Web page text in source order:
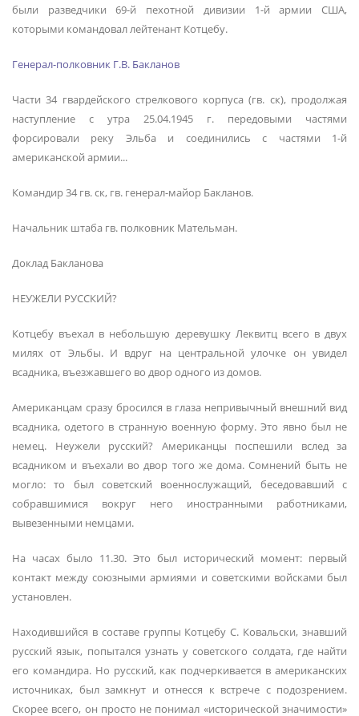
были разведчики 69-й пехотной дивизии 1-й армии США,
которыми командовал лейтенант Котцебу.
Генерал-полковник Г.В. Бакланов
Части 34 гвардейского стрелкового корпуса (гв. ск), продолжая
наступление с утра 25.04.1945 г. передовыми частями
форсировали реку Эльба и соединились с частями 1-й
американской армии...
Командир 34 гв. ск, гв. генерал-майор Бакланов.
Начальник штаба гв. полковник Мательман.
Доклад Бакланова
НЕУЖЕЛИ РУССКИЙ?
Котцебу въехал в небольшую деревушку Леквитц всего в двух
милях от Эльбы. И вдруг на центральной улочке он увидел
всадника, въезжавшего во двор одного из домов.
Американцам сразу бросился в глаза непривычный внешний вид
всадника, одетого в странную военную форму. Это явно был не
немец. Неужели русский? Американцы поспешили вслед за
всадником и въехали во двор того же дома. Сомнений быть не
могло: то был советский военнослужащий, беседовавший с
собравшимися вокруг него иностранными работниками,
вывезенными немцами.
На часах было 11.30. Это был исторический момент: первый
контакт между союзными армиями и советскими войсками был
установлен.
Находившийся в составе группы Котцебу С. Ковальски, знавший
русский язык, попытался узнать у советского солдата, где найти
его командира. Но русский, как подчеркивается в американских
источниках, был замкнут и отнесся к встрече с подозрением.
Скорее всего, он просто не понимал «исторической значимости»